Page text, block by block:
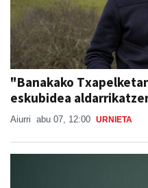
"Banakako
eskubidea
Aiurri abu 07, 12:00 URNIETA